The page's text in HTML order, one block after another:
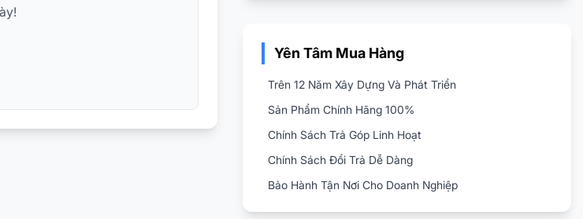
Yên Tâm Mua Hàng
Trên 12 Năm Xây Dựng Và Phát Triển
Sản Phẩm Chính Hãng 100%
Chính Sách Trả Góp Linh Hoạt
Chính Sách Đổi Trả Dễ Dàng
Bảo Hành Tận Nơi Cho Doanh Nghiệp